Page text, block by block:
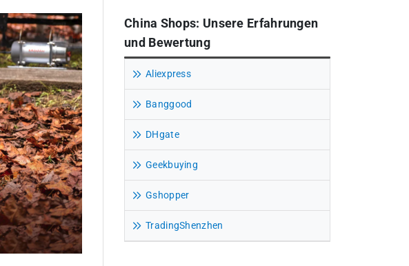
China Shops: Unsere Erfahrungen
und Bewertung
Aliexpress
Banggood
DHgate
Geekbuying
Gshopper
TradingShenzhen